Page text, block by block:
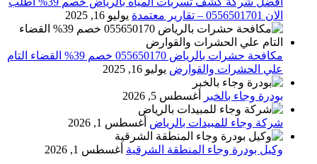
الان 0556501701‬‏ – تقارير معتمدة
يوليو 16, 2025
مكافحة حشرات بالرياض 055650170 خصم 39% القضاء التام
علي الحشرات والقوارض يوليو 16, 2025
بودرة وجاء بالخبر أغسطس 5, 2026
شركة وجاء للمبيدات بالرياض أغسطس 1, 2026
وكيل بودرة وجاء المنطقة الشرقية أغسطس 1, 2026